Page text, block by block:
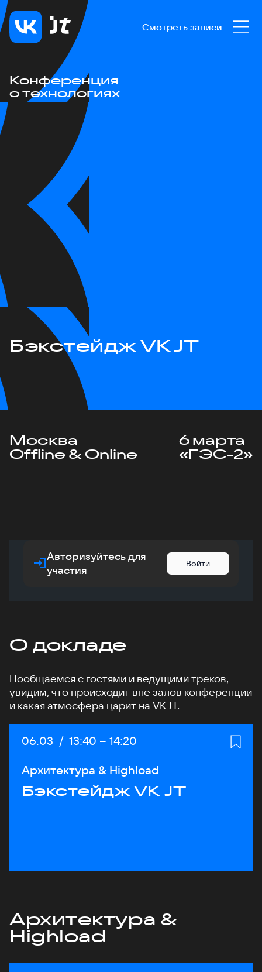
Смотреть записи
Конференция
о технологиях
Бэкстейдж VK JT
Москва
Offline & Online
6 марта
«ГЭС-2»
Авторизуйтесь для
участия
Войти
О докладе
Пообщаемся с гостями и ведущими треков,
увидим, что происходит вне залов конференции
и какая атмосфера царит на VK JT.
Дата:
06.03 / Начало:
13:40 – Конец:
14:20
Архитектура & Highload
Бэкстейдж VK JT
Архитектура &
Highload